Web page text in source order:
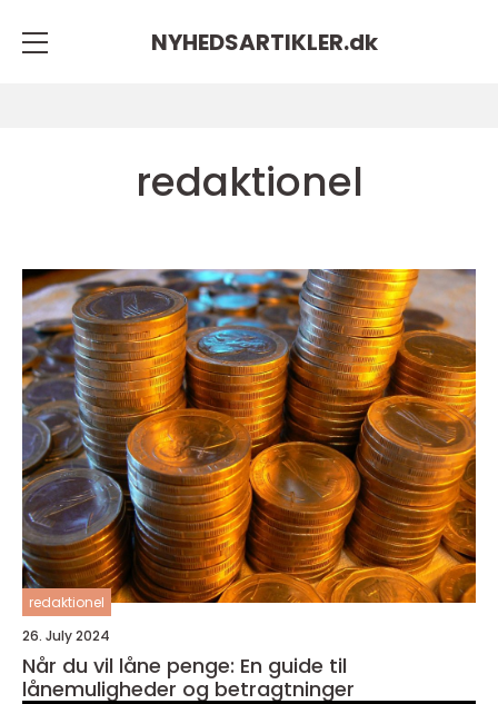
NYHEDSARTIKLER.dk
redaktionel
redaktionel
26. July 2024
Når du vil låne penge: En guide til
lånemuligheder og betragtninger